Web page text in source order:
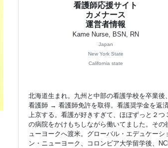
看護師応援サイト
カメナース
運営者情報
Kame Nurse, BSN, RN
Japan
New York State
California state
北海道生まれ。九州と中部の看護学校を卒業後
看護師 → 看護師免許を取得。看護奨学金を返
上京する。看護が好きすぎて、ほぼずっと２つ
の病院をかけもちしながら働いてました。その
ューヨークへ渡米。グローバル・エデュケーシ
ン・ニューヨーク、コロンビア大学留学後、